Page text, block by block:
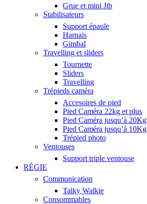
Grue et mini Jib
Stabilisateurs
Support épaule
Harnais
Gimbal
Travelling et sliders
Tournette
Sliders
Travelling
Trépieds caméra
Accesoires de pied
Pied Caméra 22kg et plus
Pied Caméra jusqu’à 20Kg
Pied Caméra jusqu’à 10Kg
Trépied photo
Ventouses
Support triple ventouse
RÉGIE
Communication
Talky Walkie
Consommables